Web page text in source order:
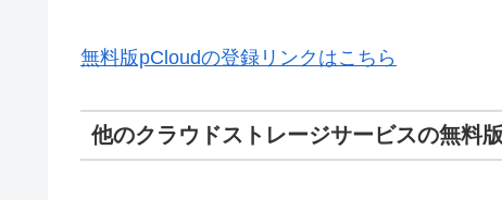
無料版pCloudの登録リンクはこちら
他のクラウドストレージサービスの無料